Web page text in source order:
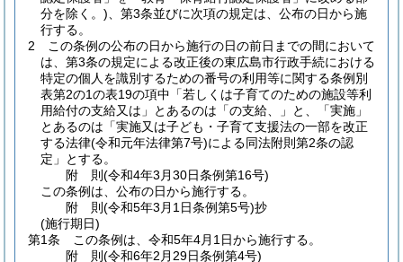
分を除く。) 、第3条並びに次項の規定は、公布の日から施
行する。
2
この条例の公布の日から施行の日の前日までの間において
は、第3条の規定による改正後の東広島市行政手続における
特定の個人を識別するための番号の利用等に関する条例別
表第2の1の表19の項中「若しくは子育てのための施設等利
用給付の支給又は」とあるのは「の支給、」と、「実施」
とあるのは「実施又は子ども・子育て支援法の一部を改正
する法律(令和元年法律第7号)による同法附則第2条の認
定」とする。
附 則(令和4年3月30日条例第16号)
この条例は、公布の日から施行する。
附 則(令和5年3月1日条例第5号)抄
(施行期日)
第1条
この条例は、令和5年4月1日から施行する。
附 則(令和6年2月29日条例第4号)